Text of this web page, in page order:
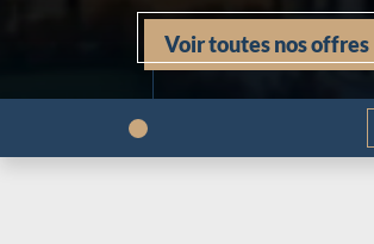
Voir toutes nos offres
Chargement...